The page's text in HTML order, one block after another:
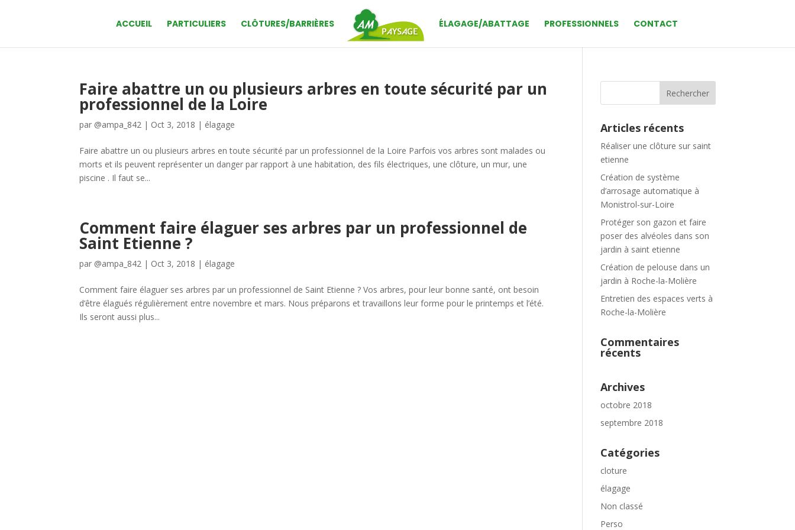
ACCUEIL PARTICULIERS CLÔTURES/BARRIÈRES ÉLAGAGE/ABATTAGE PROFESSIONNELS CONTACT
Faire abattre un ou plusieurs arbres en toute sécurité par un
professionnel de la Loire
par @ampa_842 | Oct 3, 2018 | élagage
Faire abattre un ou plusieurs arbres en toute sécurité par un professionnel de la Loire Parfois vos arbres sont malades ou
morts et ils peuvent représenter un danger par rapport à une habitation, des fils électriques, une clôture, un mur, une
piscine . Il faut se...
Comment faire élaguer ses arbres par un professionnel de
Saint Etienne ?
par @ampa_842 | Oct 3, 2018 | élagage
Comment faire élaguer ses arbres par un professionnel de Saint Etienne ? Vos arbres, pour leur bonne santé, ont besoin
d’être élagués régulièrement entre novembre et mars. Nous préparons et travaillons leur forme pour le printemps et l’été.
Ils seront aussi plus...
Articles récents
Réaliser une clôture sur saint
etienne
Création de système
d’arrosage automatique à
Monistrol-sur-Loire
Protéger son gazon et faire
poser des alvéoles dans son
jardin à saint etienne
Création de pelouse dans un
jardin à Roche-la-Molière
Entretien des espaces verts à
Roche-la-Molière
Commentaires
récents
Archives
octobre 2018
septembre 2018
Catégories
cloture
élagage
Non classé
Perso